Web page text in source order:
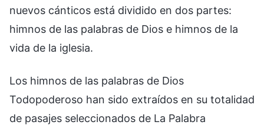
nuevos cánticos está dividido en dos partes:
himnos de las palabras de Dios e himnos de la
vida de la iglesia.
Los himnos de las palabras de Dios
Todopoderoso han sido extraídos en su totalidad
de pasajes seleccionados de La Palabra